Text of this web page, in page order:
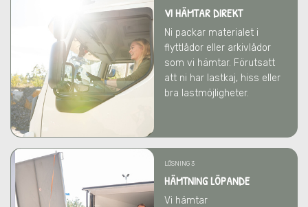
VI HÄMTAR DIREKT
Ni packar materialet i
flyttlådor eller arkivlådor
som vi hämtar. Förutsatt
att ni har lastkaj, hiss eller
bra lastmöjligheter.
LÖSNING 3
HÄMTNING LÖPANDE
Vi hämtar